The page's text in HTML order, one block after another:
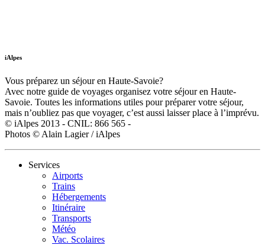
iAlpes
Vous préparez un séjour en Haute-Savoie?
Avec notre guide de voyages organisez votre séjour en Haute-
Savoie. Toutes les informations utiles pour préparer votre séjour,
mais n’oubliez pas que voyager, c’est aussi laisser place à l’imprévu.
© iAlpes 2013 - CNIL: 866 565 -
Photos © Alain Lagier / iAlpes
Services
Airports
Trains
Hébergements
Itinéraire
Transports
Météo
Vac. Scolaires